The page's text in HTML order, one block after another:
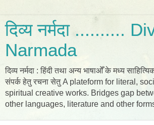
दिव्य नर्मदा ..........
Narmada
दिव्य नर्मदा : हिंदी तथा अन्य भाषाओँ के मध्य
संपर्क हेतु रचना सेतु A plateform for literal,
spiritual creative works. Bridges gap
other languages, literature and other